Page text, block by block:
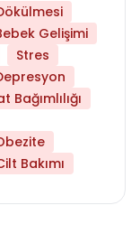
Gelişimi
Stres
Bağımlılığı
Bakımı